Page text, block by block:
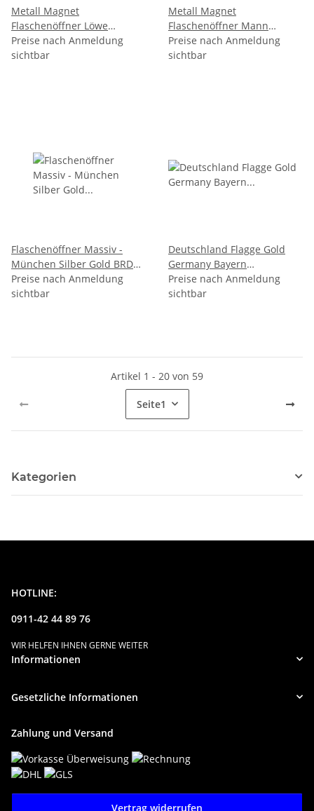
Metall Magnet
Flaschenöffner Löwe
München Silber
Preise nach Anmeldung
sichtbar
Metall Magnet
Flaschenöffner Mann
München Kupfer Bronze
Preise nach Anmeldung
sichtbar
Flaschenöffner Massiv -
München Silber Gold BRD
WAPPEN GOLD
Preise nach Anmeldung
sichtbar
Deutschland Flagge Gold
Germany Bayern
Flaschenöffner Bier Öffner
Magnet BRD
Preise nach Anmeldung
sichtbar
Artikel 1 - 20 von 59
Seite1
Kategorien
HOTLINE:
0911-42 44 89 76
WIR HELFEN IHNEN GERNE WEITER
Informationen
Gesetzliche Informationen
Zahlung und Versand
Vertrag widerrufen